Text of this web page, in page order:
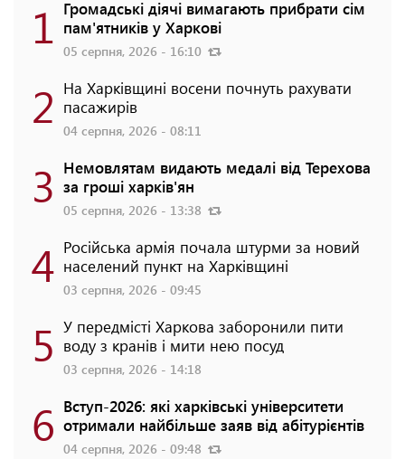
1 Громадські діячі вимагають прибрати сім
пам'ятників у Харкові
05 серпня, 2026 - 16:10
2 На Харківщині восени почнуть рахувати
пасажирів
04 серпня, 2026 - 08:11
3 Немовлятам видають медалі від Терехова
за гроші харків'ян
05 серпня, 2026 - 13:38
4 Російська армія почала штурми за новий
населений пункт на Харківщині
03 серпня, 2026 - 09:45
5 У передмісті Харкова заборонили пити
воду з кранів і мити нею посуд
03 серпня, 2026 - 14:18
6 Вступ-2026: які харківські університети
отримали найбільше заяв від абітурієнтів
04 серпня, 2026 - 09:48